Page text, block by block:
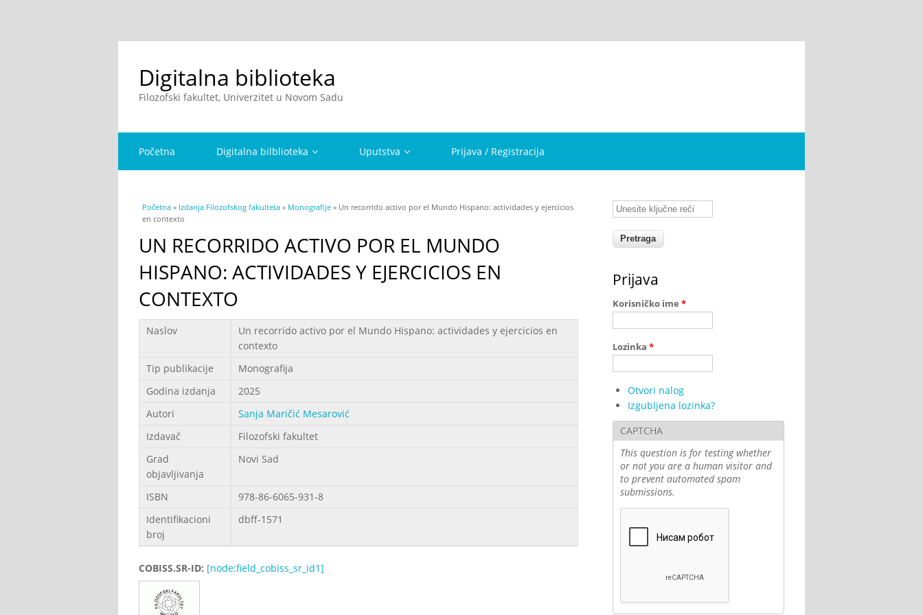
Digitalna biblioteka
Filozofski fakultet, Univerzitet u Novom Sadu
Početna Digitalna bilblioteka Uputstva Prijava / Registracija
You are here
Početna » Izdanja Filozofskog fakulteta » Monografije » Un recorrido activo por el Mundo Hispano: actividades y ejercicios
en contexto
UN RECORRIDO ACTIVO POR EL MUNDO
HISPANO: ACTIVIDADES Y EJERCICIOS EN
CONTEXTO
Podaci
Naslov
Un recorrido activo por el Mundo Hispano: actividades y ejercicios en
contexto
Tip publikacije
Monografija
Godina izdanja
2025
Autori
Sanja Maričić Mesarović
Izdavač
Filozofski fakultet
Grad
objavljivanja
Novi Sad
ISBN
978-86-6065-931-8
Identifikacioni
broj
dbff-1571
COBISS.SR-ID: [node:field_cobiss_sr_id1]
Unesite ključne reči
Prijava
Korisničko ime *
Lozinka *
Otvori nalog
Izgubljena lozinka?
CAPTCHA
This question is for testing whether
or not you are a human visitor and
to prevent automated spam
submissions.